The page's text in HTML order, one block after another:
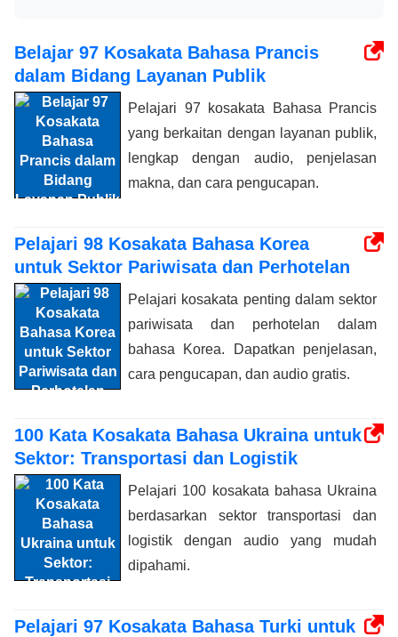
Belajar 97 Kosakata Bahasa Prancis
dalam Bidang Layanan Publik
Pelajari 97 kosakata Bahasa Prancis
yang berkaitan dengan layanan publik,
lengkap dengan audio, penjelasan
makna, dan cara pengucapan.
Pelajari 98 Kosakata Bahasa Korea
untuk Sektor Pariwisata dan Perhotelan
Pelajari kosakata penting dalam sektor
pariwisata dan perhotelan dalam
bahasa Korea. Dapatkan penjelasan,
cara pengucapan, dan audio gratis.
100 Kata Kosakata Bahasa Ukraina untuk
Sektor: Transportasi dan Logistik
Pelajari 100 kosakata bahasa Ukraina
berdasarkan sektor transportasi dan
logistik dengan audio yang mudah
dipahami.
Pelajari 97 Kosakata Bahasa Turki untuk